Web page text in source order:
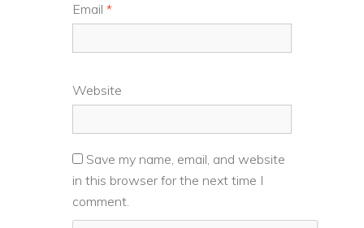
Email *
Website
Save my name, email, and website
in this browser for the next time I
comment.